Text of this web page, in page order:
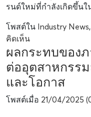
รนด์ใหม่ที่กำลังเกิดขึ้นใ
โพสต์ใน Industry News,
คิดเห็น
ผลกระทบของ
ต่ออุตสาหกรร
และโอกาส
โพสต์เมื่อ 21/04/2025